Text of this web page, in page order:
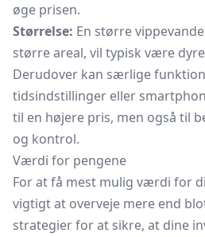
øge prisen.
Størrelse: En større
større areal, vil typisk være
Derudover kan særlige
tidsindstillinger eller
til en højere pris, men også til
og kontrol.
Værdi for pengene
For at få mest mulig værdi for
vigtigt at overveje mere end
strategier for at sikre, at dine